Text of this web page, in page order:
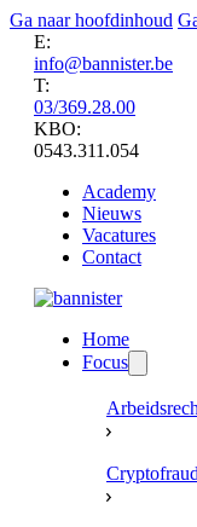
Ga naar hoofdinhoud
E:
info@bannister.be
T:
03/369.28.00
KBO:
0543.311.054
Academy
Nieuws
Vacatures
Contact
Home
Focus